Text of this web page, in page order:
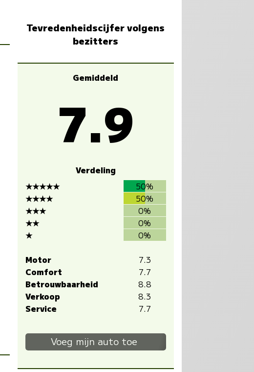
Tevredenheidscijfer volgens
bezitters
Gemiddeld
7.9
Verdeling
★★★★★
50%
★★★★
50%
★★★
0%
★★
0%
★
0%
Motor
7.3
Comfort
7.7
Betrouwbaarheid
8.8
Verkoop
8.3
Service
7.7
Voeg mijn auto toe